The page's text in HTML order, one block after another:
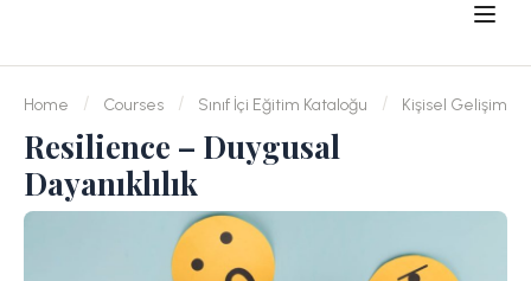
Home Courses Sınıf İçi Eğitim Kataloğu Kişisel Gelişim
Resilience – Duygusal
Dayanıklılık